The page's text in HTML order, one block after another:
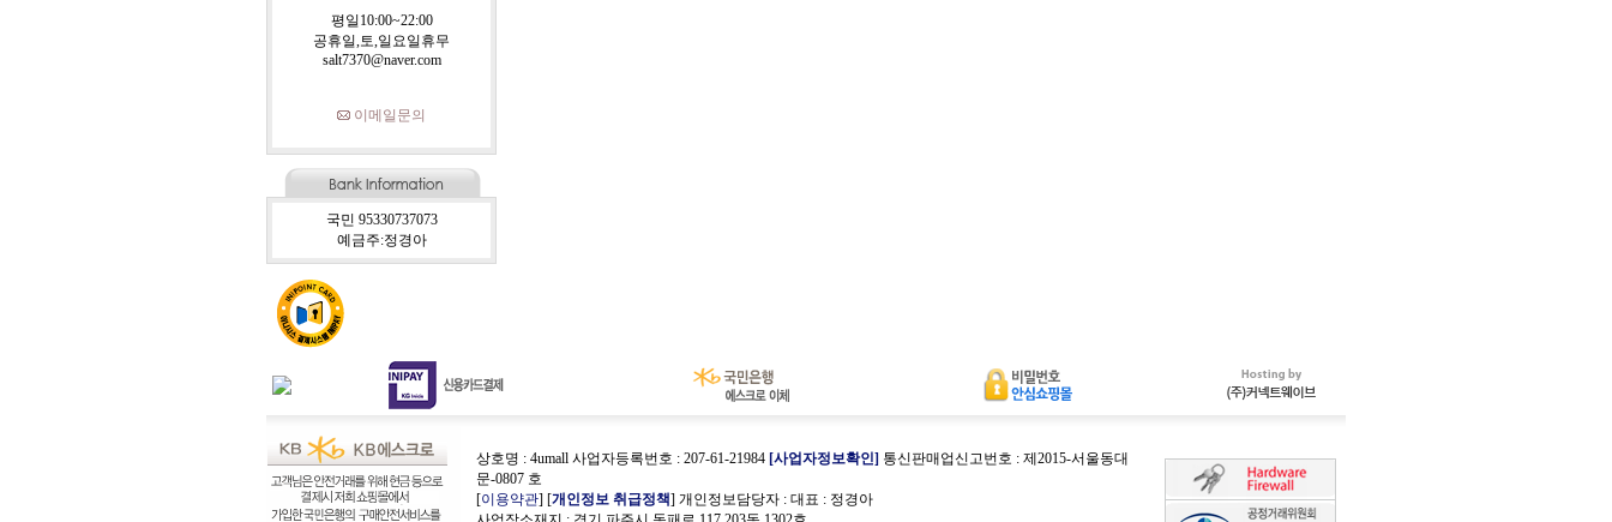
평일10:00~22:00
공휴일,토,일요일휴무
salt7370@naver.com
이메일문의
국민 95330737073
예금주:정경아
상호명 : 4umall 사업자등록번호 : 207-61-21984 [사업자정보확인] 통신판매업신고번호 : 제2015-서울동대
문-0807 호
[이용약관] [개인정보 취급정책] 개인정보담당자 : 대표 : 정경아